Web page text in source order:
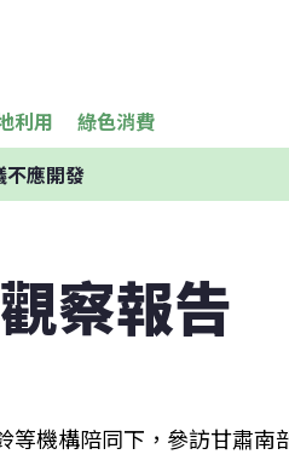
利用 綠色消費
不應開發
察報告
機構陪同下，參訪甘肅南